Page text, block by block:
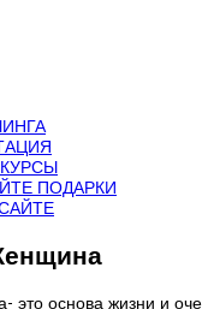
ПОДАРКИ
основа жизни и